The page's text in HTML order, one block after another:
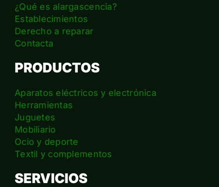
¿Qué es alargascencia?
Establecimientos
Derecho a reparar
Contacta
PRODUCTOS
Aparatos eléctricos y electrónica
Herramientas
Juguetes
Mobiliario
Ocio y deporte
Textil y complementos
SERVICIOS